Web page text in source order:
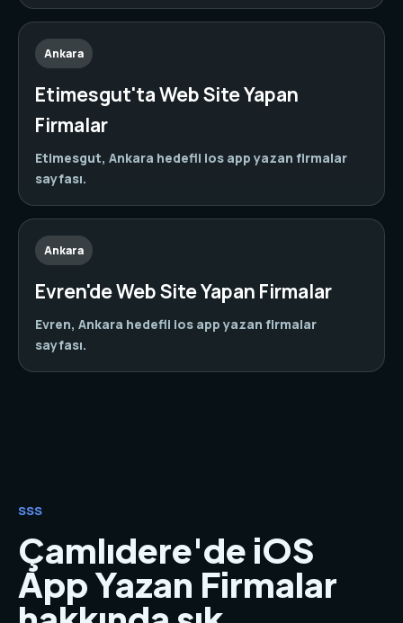
Ankara
Etimesgut'ta Web Site Yapan
Firmalar
Etimesgut, Ankara hedefli ios app yazan firmalar
sayfası.
Ankara
Evren'de Web Site Yapan Firmalar
Evren, Ankara hedefli ios app yazan firmalar
sayfası.
SSS
Çamlıdere'de iOS
App Yazan Firmalar